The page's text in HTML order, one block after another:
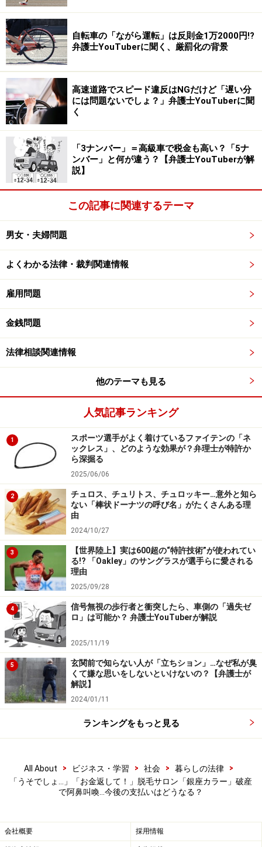
自転車の「ながら運転」は反則金1万2000円!?
弁護士YouTuberに聞く、厳罰化の背景
高速道路でスピード違反はNGだけど「遅い分
には問題ないでしょ？」弁護士YouTuberに聞
く
「3ナンバー」＝高級車で税金も高い？「5ナ
ンバー」と何が違う？【弁護士YouTuberが解
説】
この記事に関連するテーマ
男女・夫婦問題
よくわかる法律・裁判関連情報
雇用問題
金銭問題
法律相談関連情報
他のテーマも見る
人気記事ランキング
1
スポーツ選手がよく着けているファイテンの「ネ
ックレス」、どのような効果が？弁理士が特許か
ら深掘る
2025/06/06
2
チュロス、チュリトス、チュロッキー…意外と知ら
ない「棒状ドーナツの呼び名」がたくさんある理
由
2024/10/27
3
【世界陸上】実は600超の“特許技術”が使われてい
る!? 「Oakley」のサングラスが選手らに愛される
理由
2025/09/28
4
信号無視の歩行者と衝突したら、車側の「過失ゼ
ロ」は可能か？ 弁護士YouTuberが解説
2025/11/19
5
玄関前で知らない人が「立ちション」…なぜ私が臭
くて嫌な思いをしないといけないの？【弁護士が
解説】
2024/01/11
ランキングをもっと見る
All About > ビジネス・学習 > 社会 > 暮らしの法律
>
「うそでしょ…」「お金返して！」脱毛サロン「銀座カラー」破産
で阿鼻叫喚…今後の支払いはどうなる？
会社概要 採用情報